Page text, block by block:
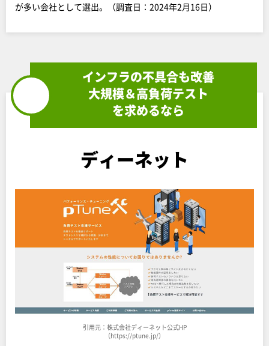
が多い会社として選出。（調査日：2024年2月16日）
インフラの不具合も改善
大規模＆高負荷テスト
を求めるなら
ディーネット
引用元：株式会社ディーネット公式HP
（https://ptune.jp/）